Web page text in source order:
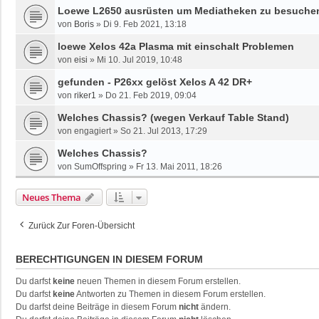
Loewe L2650 ausrüsten um Mediatheken zu
von Boris » Di 9. Feb 2021, 13:18
loewe Xelos 42a Plasma mit einschalt Problemen
von eisi » Mi 10. Jul 2019, 10:48
gefunden - P26xx gelöst Xelos A 42 DR+
von riker1 » Do 21. Feb 2019, 09:04
Welches Chassis? (wegen Verkauf Table Stand)
von engagiert» So 21. Jul 2013, 17:29
Welches Chassis?
von SumOffspring » Fr 13. Mai 2011, 18:26
Neues Thema
Zurück Zur Foren-Übersicht
BERECHTIGUNGEN IN DIESEM FORUM
Du darfst keine neuen Themen in diesem Forum erstellen.
Du darfst keineAntworten zu Themen in diesem Forum erstellen.
Du darfst deine Beiträge in diesem Forum nicht ändern.